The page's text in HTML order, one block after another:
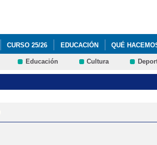
CURSO 25/26 EDUCACIÓN QUÉ
Educación Cultura